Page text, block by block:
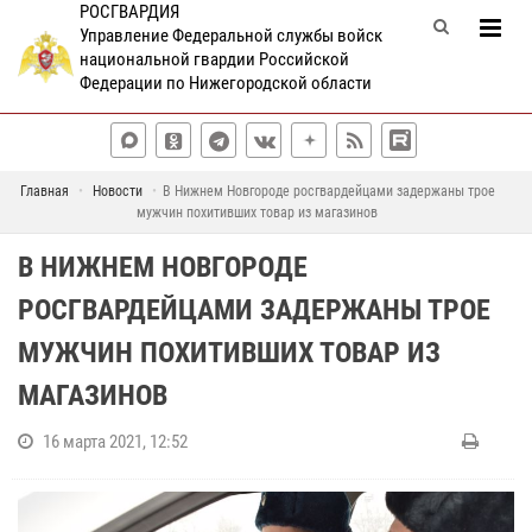
РОСГВАРДИЯ
Управление Федеральной службы войск
национальной гвардии Российской
Федерации по Нижегородской области
Главная Новости
В Нижнем Новгороде росгвардейцами задержаны трое
мужчин похитивших товар из магазинов
В НИЖНЕМ НОВГОРОДЕ
РОСГВАРДЕЙЦАМИ ЗАДЕРЖАНЫ ТРОЕ
МУЖЧИН ПОХИТИВШИХ ТОВАР ИЗ
МАГАЗИНОВ
16 марта 2021, 12:52